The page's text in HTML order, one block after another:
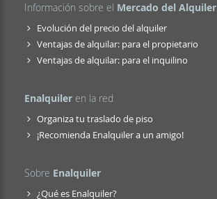
Información sobre el Mercado del Alquiler
Evolución del precio del alquiler
Ventajas de alquilar: para el propietario
Ventajas de alquilar: para el inquilino
Enalquiler en la red
Organiza tu traslado de piso
¡Recomienda Enalquiler a un amigo!
Sobre Enalquiler
¿Qué es Enalquiler?